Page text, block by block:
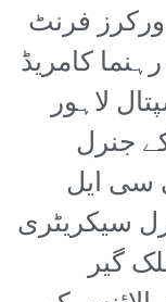
فرنٹ
کامریڈ
لاہور
جنرل
سی ایل
سیکریٹری
گیر